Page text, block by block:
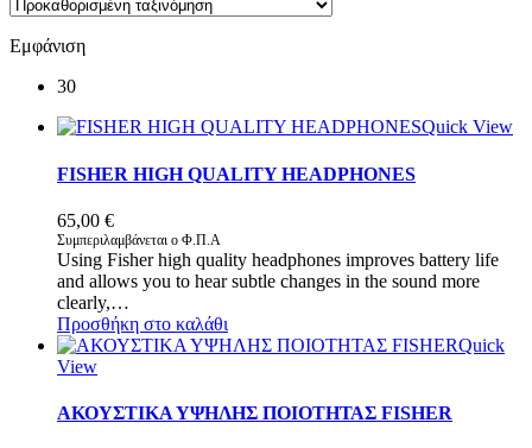
Εμφάνιση
30
Quick View
FISHER HIGH QUALITY HEADPHONES
65,00 €
Συμπεριλαμβάνεται ο Φ.Π.Α
Using Fisher high quality headphones improves battery life
and allows you to hear subtle changes in the sound more
clearly,…
Προσθήκη στο καλάθι
Quick
View
ΑΚΟΥΣΤΙΚΑ ΥΨΗΛΗΣ ΠΟΙΟΤΗΤΑΣ FISHER